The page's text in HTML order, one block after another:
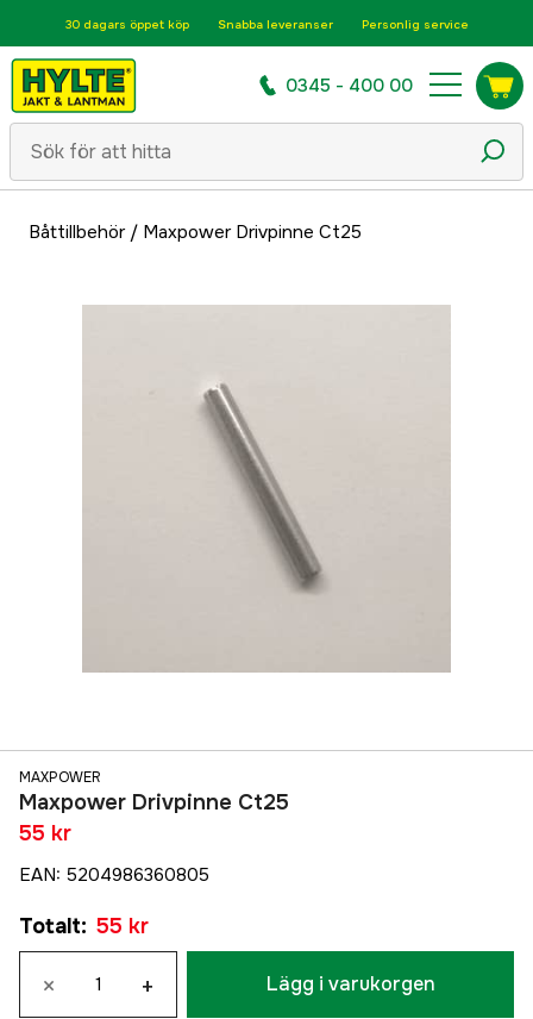
30 dagars öppet köp Snabba leveranser Personlig service
0345 - 400 00
Båttillbehör/ Maxpower Drivpinne Ct25
MAXPOWER
Maxpower Drivpinne Ct25
55 kr
EAN: 5204986360805
Totalt: 55 kr
× + Lägg i varukorgen